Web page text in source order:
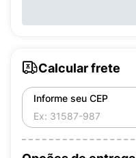
Calcular frete
Informe seu CEP